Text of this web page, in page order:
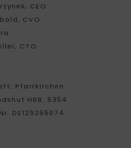
CEO
CVO
CTO
Pfarrkirchen
HRB: 5354
DE129265074